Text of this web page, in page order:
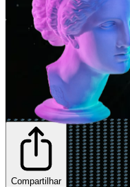
Compartilhar